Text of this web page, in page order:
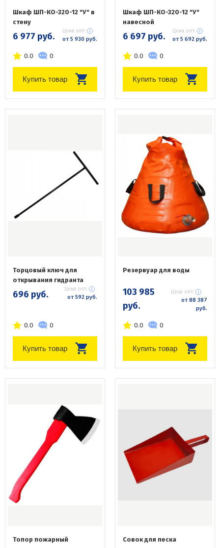
Шкаф ШП-КО-320-12 "У" в
стену
6 977 руб. Цена опт:
от 5 930 руб.
0.0 0
Купить товар
Шкаф ШП-КО-320-12 "У"
навесной
6 697 руб. Цена опт:
от 5 692 руб.
0.0 0
Купить товар
Торцовый ключ для
открывания гидранта
696 руб. Цена опт:
от 592 руб.
0.0 0
Купить товар
Резервуар для воды
103 985
руб.
Цена опт:
от 88 387
руб.
0.0 0
Купить товар
Топор пожарный Совок для песка